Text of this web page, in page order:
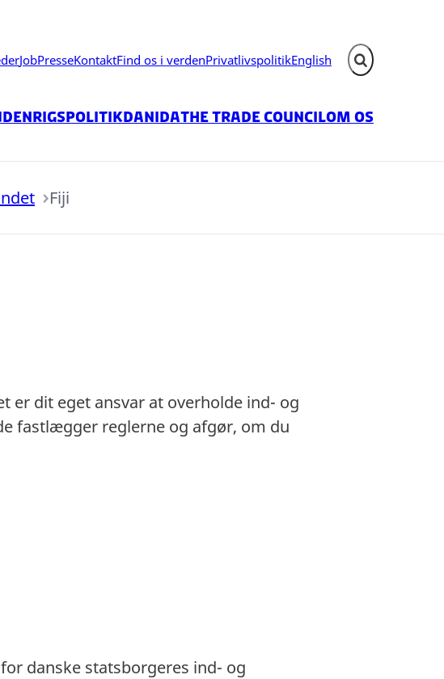
JobPresseKontaktFind os i verdenPrivatlivspolitikEnglish Fold søgefelt ud
DanidaThe Trade CouncilOm os
Fiji
er dit eget ansvar at overholde ind- og
fastlægger reglerne og afgør, om du
danske statsborgeres ind- og